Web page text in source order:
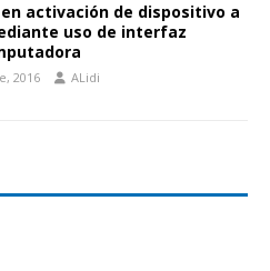
activación de dispositivo a
uso de interfaz
2016 ALidi